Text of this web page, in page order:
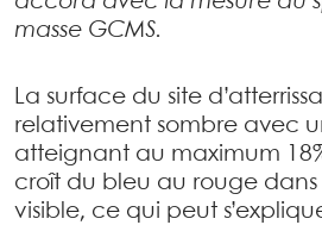
masse GCMS.
La surface du site
relativement sombre avec
atteignant au maximum
croît du bleu au rouge
visible, ce qui peut